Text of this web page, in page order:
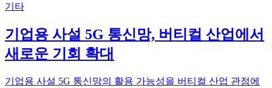
기타
기업용 사설 5G 통신망, 버티컬 산업에서
새로운 기회 확대
기업용 사설 5G 통신망의 활용 가능성을 버티컬 산업 관점에